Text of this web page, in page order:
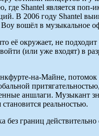
где Shantel является
В 2006 году Shantel
вошёл в музыкальное
её окружает, не
(или уже входят) в
на-Майне,
аншлаги. Музыкант
реальностью.
границ